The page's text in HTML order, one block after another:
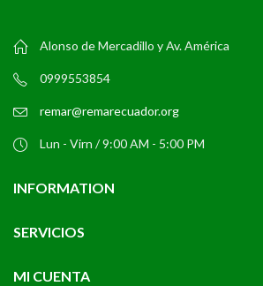
Alonso de Mercadillo y Av. América
0999553854
remar@remarecuador.org
Lun - Virn / 9:00 AM - 5:00 PM
INFORMATION
SERVICIOS
MI CUENTA